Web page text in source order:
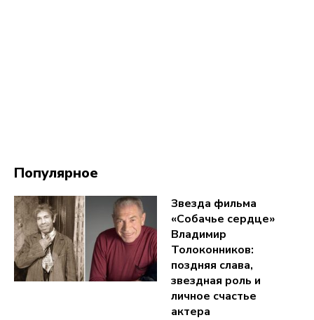
Популярное
Звезда фильма
«Собачье сердце»
Владимир
Толоконников:
поздняя слава,
звездная роль и
личное счастье
актера